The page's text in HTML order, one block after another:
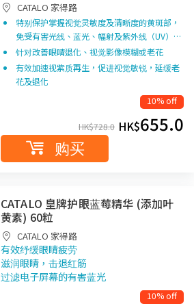
CATALO 家得路
特别保护掌握视觉灵敏度及清晰度的黄斑部，
免受有害光线、蓝光、幅射及紫外线（UV）…
针对改善眼睛退化、视觉影像模糊或老花
有效加速视紫质再生，促进视觉敏锐，延缓老
花及退化
10% off
HK$728.0 HK$655.0
购买
CATALO 皇牌护眼蓝莓精华 (添加叶
黄素) 60粒
CATALO 家得路
有效纾缓眼睛疲劳
滋润眼睛，击退红筋
过滤电子屏幕的有害蓝光
10% off